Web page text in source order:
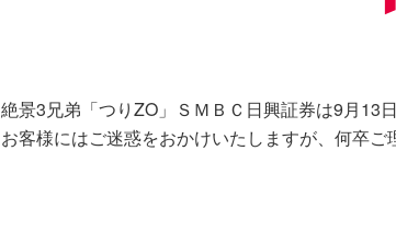
絶景3兄弟「つりZO」ＳＭＢＣ日興証券は9月13
お客様にはご迷惑をおかけいたしますが、何卒